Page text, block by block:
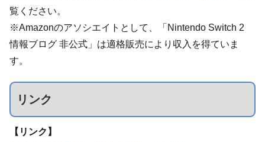
覧ください。
※Amazonのアソシエイトとして、「Nintendo Switch 2
情報ブログ 非公式」は適格販売により収入を得ていま
す。
リンク
【リンク】